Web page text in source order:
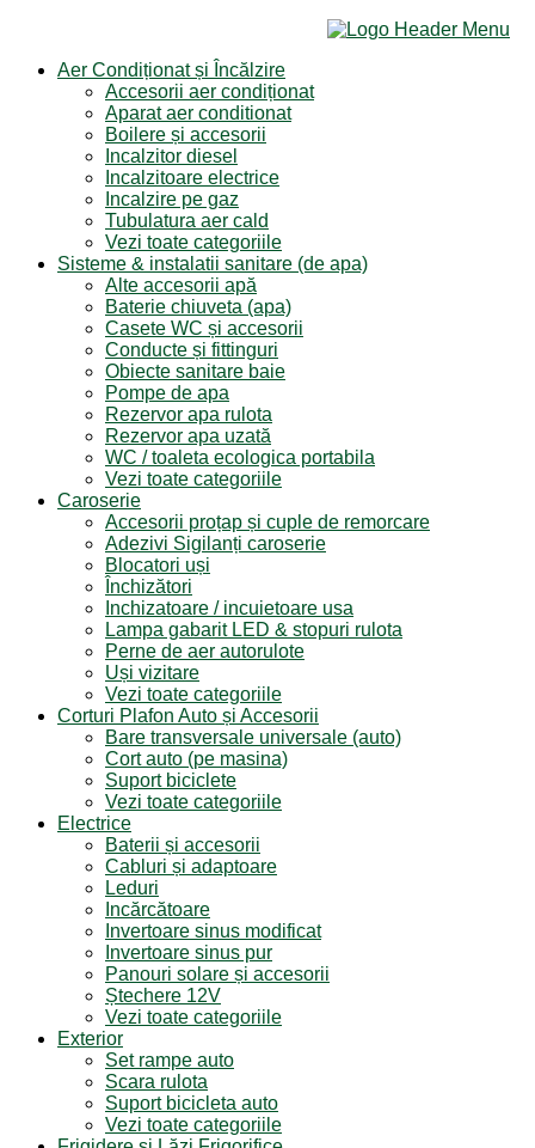
Aer Condiționat și Încălzire
Accesorii aer condiționat
Aparat aer conditionat
Boilere și accesorii
Incalzitor diesel
Incalzitoare electrice
Incalzire pe gaz
Tubulatura aer cald
Vezi toate categoriile
Sisteme & instalatii sanitare (de apa)
Alte accesorii apă
Baterie chiuveta (apa)
Casete WC și accesorii
Conducte și fittinguri
Obiecte sanitare baie
Pompe de apa
Rezervor apa rulota
Rezervor apa uzată
WC / toaleta ecologica portabila
Vezi toate categoriile
Caroserie
Accesorii proțap și cuple de remorcare
Adezivi Sigilanți caroserie
Blocatori uși
Închizători
Inchizatoare / incuietoare usa
Lampa gabarit LED & stopuri rulota
Perne de aer autorulote
Uși vizitare
Vezi toate categoriile
Corturi Plafon Auto și Accesorii
Bare transversale universale (auto)
Cort auto (pe masina)
Suport biciclete
Vezi toate categoriile
Electrice
Baterii și accesorii
Cabluri și adaptoare
Leduri
Incărcătoare
Invertoare sinus modificat
Invertoare sinus pur
Panouri solare și accesorii
Ștechere 12V
Vezi toate categoriile
Exterior
Set rampe auto
Scara rulota
Suport bicicleta auto
Vezi toate categoriile